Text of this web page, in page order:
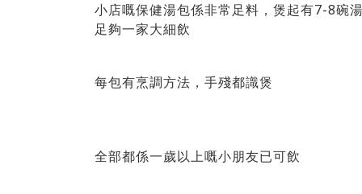
小店嘅保健湯包係非常足料，煲起有7-8碗
足夠一家大細飲
每包有烹調方法，手殘都識煲
全部都係一歲以上嘅小朋友已可飲